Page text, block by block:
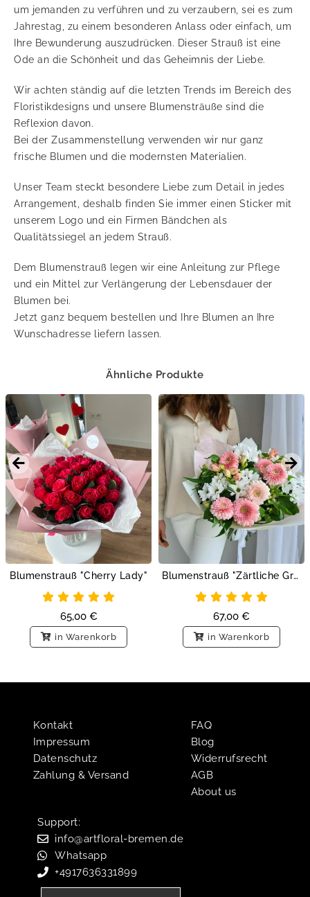
um jemanden zu verführen und zu verzaubern, sei es zum
Jahrestag, zu einem besonderen Anlass oder einfach, um
Ihre Bewunderung auszudrücken. Dieser Strauß ist eine
Ode an die Schönheit und das Geheimnis der Liebe.
Wir achten ständig auf die letzten Trends im Bereich des
Floristikdesigns und unsere Blumensträuße sind die
Reflexion davon.
Bei der Zusammenstellung verwenden wir nur ganz
frische Blumen und die modernsten Materialien.
Unser Team steckt besondere Liebe zum Detail in jedes
Arrangement, deshalb finden Sie immer einen Sticker mit
unserem Logo und ein Firmen Bändchen als
Qualitätssiegel an jedem Strauß.
Dem Blumenstrauß legen wir eine Anleitung zur Pflege
und ein Mittel zur Verlängerung der Lebensdauer der
Blumen bei.
Jetzt ganz bequem bestellen und Ihre Blumen an Ihre
Wunschadresse liefern lassen.
Ähnliche Produkte
Blumenstrauß "Cherry Lady"
65,00 €
in Warenkorb
Blumenstrauß "Zärtliche Grüße"
67,00 €
in Warenkorb
Kontakt
Impressum
Datenschutz
Zahlung & Versand
FAQ
Blog
Widerrufsrecht
AGB
About us
Support:​
info@artfloral-bremen.de
Whatsapp
+4917636331899